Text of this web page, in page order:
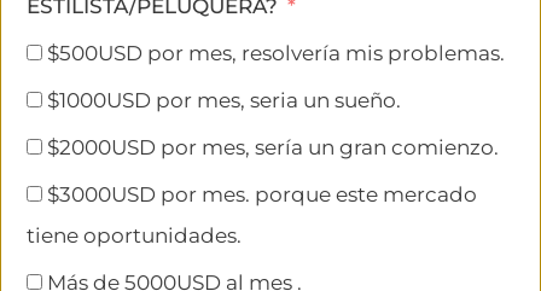
ESTILISTA/PELUQUERA?
$500USD por mes, resolvería mis problemas.
$1000USD por mes, seria un sueño.
$2000USD por mes, sería un gran comienzo.
$3000USD por mes. porque este mercado
tiene oportunidades.
Más de 5000USD al mes .